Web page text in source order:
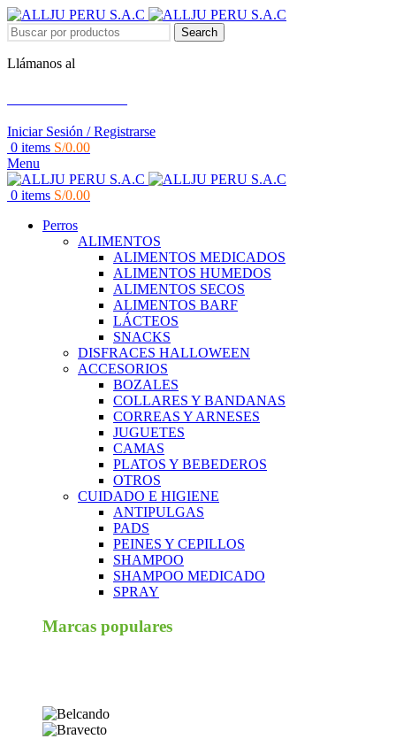
Search
Llámanos al
Iniciar Sesión / Registrarse
0 items S/0.00
Menu
0 items S/0.00
Perros
ALIMENTOS
ALIMENTOS MEDICADOS
ALIMENTOS HUMEDOS
ALIMENTOS SECOS
ALIMENTOS BARF
LÁCTEOS
SNACKS
DISFRACES HALLOWEEN
ACCESORIOS
BOZALES
COLLARES Y BANDANAS
CORREAS Y ARNESES
JUGUETES
CAMAS
PLATOS Y BEBEDEROS
OTROS
CUIDADO E HIGIENE
ANTIPULGAS
PADS
PEINES Y CEPILLOS
SHAMPOO
SHAMPOO MEDICADO
SPRAY
Marcas populares